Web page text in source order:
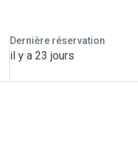
Dernière réservation
il y a 23 jours